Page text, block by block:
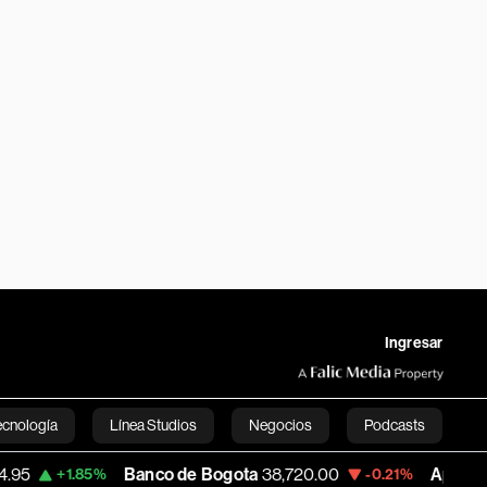
Ingresar
Línea Studios Negocios Podcasts
English
Banco de Bogota 38,720.00 -0.21% Apple 310.94